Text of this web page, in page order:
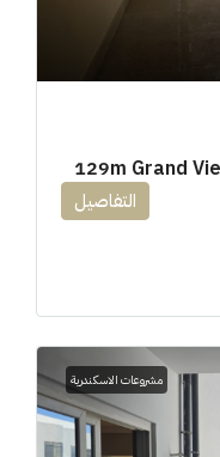
التفاصيل
مشروعات الاسكندرية